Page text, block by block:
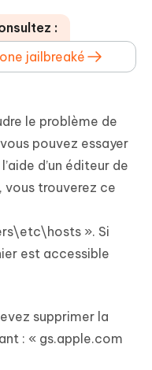
:
jailbreaké
le problème de
pouvez essayer
d’un éditeur de
vous trouverez ce
». Si
est accessible
supprimer la
: « gs.apple.com